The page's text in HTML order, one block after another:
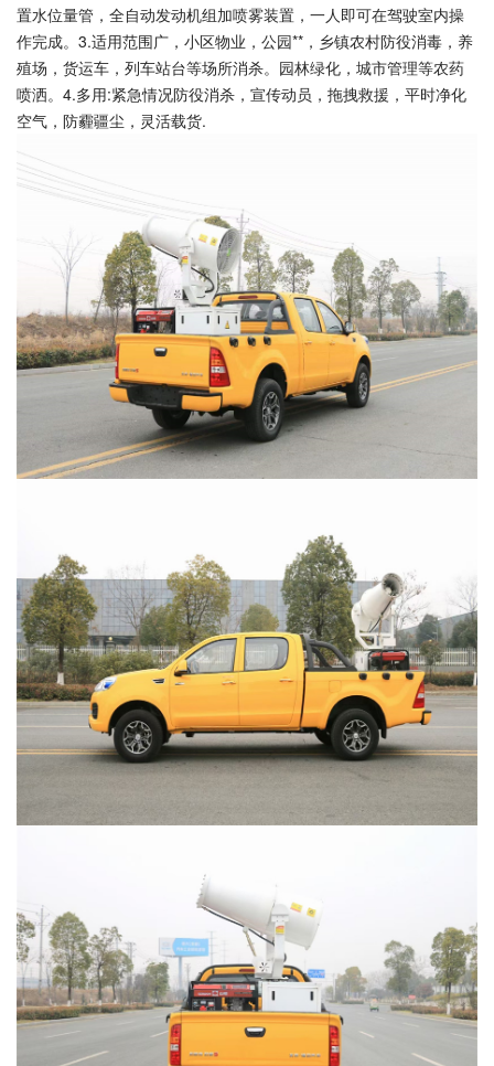
置水位量管，全自动发动机组加喷雾装置，一人即可在驾驶室内操
作完成。3.适用范围广，小区物业，公园**，乡镇农村防役消毒，养
殖场，货运车，列车站台等场所消杀。园林绿化，城市管理等农药
喷洒。4.多用:紧急情况防役消杀，宣传动员，拖拽救援，平时净化
空气，防霾疆尘，灵活载货.